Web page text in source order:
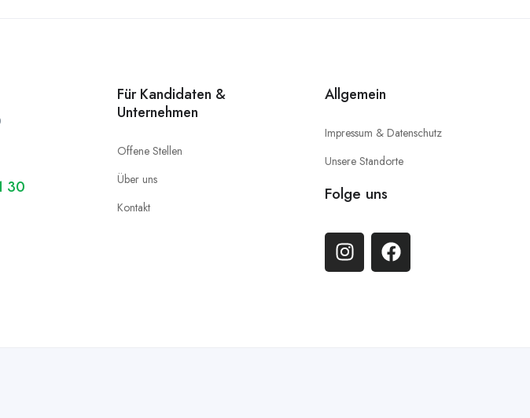
30
Für Kandidaten &
Unternehmen
Offene Stellen
Über uns
Kontakt
Allgemein
Impressum & Datenschutz
Unsere Standorte
Folge uns